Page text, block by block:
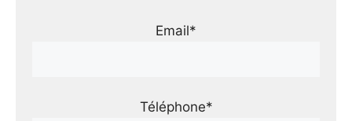
Email*
Téléphone*